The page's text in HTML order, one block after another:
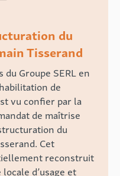
du
Tisserand
Groupe SERL en
de
vu confier par la
de maîtrise
du
Cet
reconstruit
d’usage et